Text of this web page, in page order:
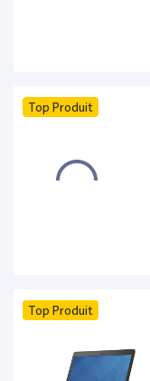
Top Produit
Top Produit